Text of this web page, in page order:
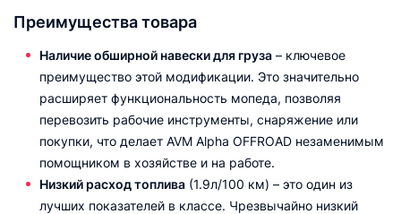
Преимущества товара
Наличие обширной навески для груза – ключевое
преимущество этой модификации. Это значительно
расширяет функциональность мопеда, позволяя
перевозить рабочие инструменты, снаряжение или
покупки, что делает AVM Alpha OFFROAD незаменимым
помощником в хозяйстве и на работе.
Низкий расход топлива (1.9л/100 км) – это один из
лучших показателей в классе. Чрезвычайно низкий